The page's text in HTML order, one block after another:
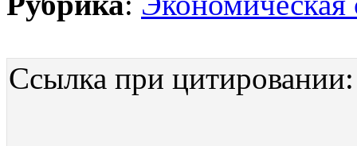
Ссылка при цитировании: